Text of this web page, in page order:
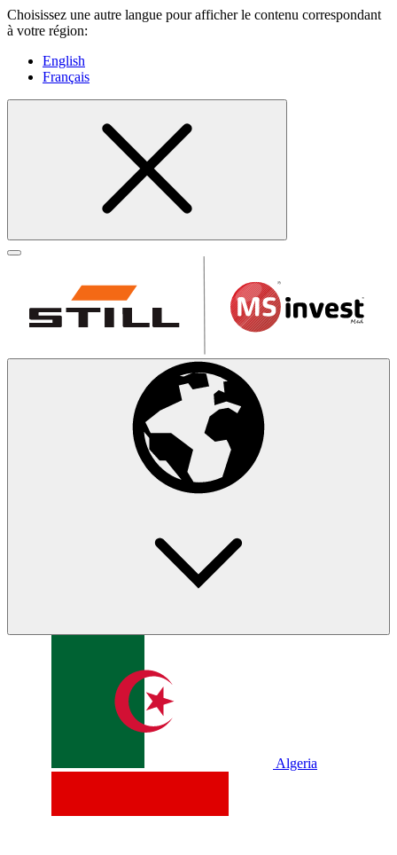
Choisissez une autre langue pour afficher le contenu correspondant
à votre région:
English
Français
Algeria